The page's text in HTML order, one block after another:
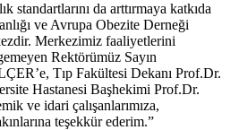
standartlarını da arttırmaya katkıda
ve Avrupa Obezite Derneği
Merkezimiz faaliyetlerini
Rektörümüz Sayın
Tıp Fakültesi Dekanı Prof.Dr.
Hastanesi Başhekimi Prof.Dr.
ve idari çalışanlarımıza,
teşekkür ederim.”